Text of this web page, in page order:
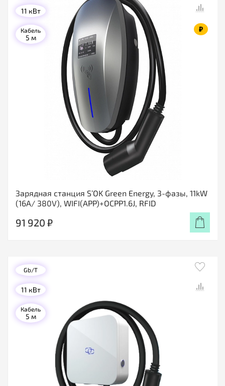
Зарядная станция S’OK Green Energy, 3-фазы, 11kW
(16A/ 380V), WIFI(APP)+OCPP1.6J, RFID
₽
11 кВт
Кабель
5 м
91 920 ₽
Gb/T
11 кВт
Кабель
5 м